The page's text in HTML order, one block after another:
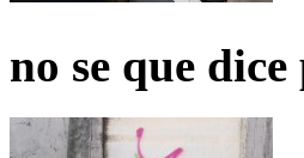
no se que